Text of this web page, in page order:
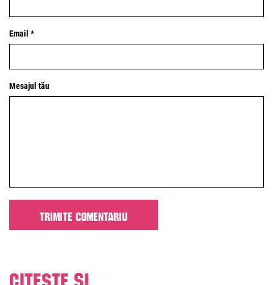
Email *
Mesajul tău
Citeste și